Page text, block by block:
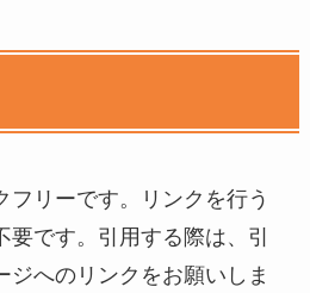
フリーです。リンクを行う
です。引用する際は、引
ジへのリンクをお願いしま